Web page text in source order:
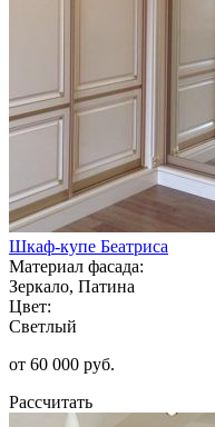
Шкаф-купе Беатриса
Материал фасада:
Зеркало, Патина
Цвет:
Светлый
от 60 000 руб.
Рассчитать